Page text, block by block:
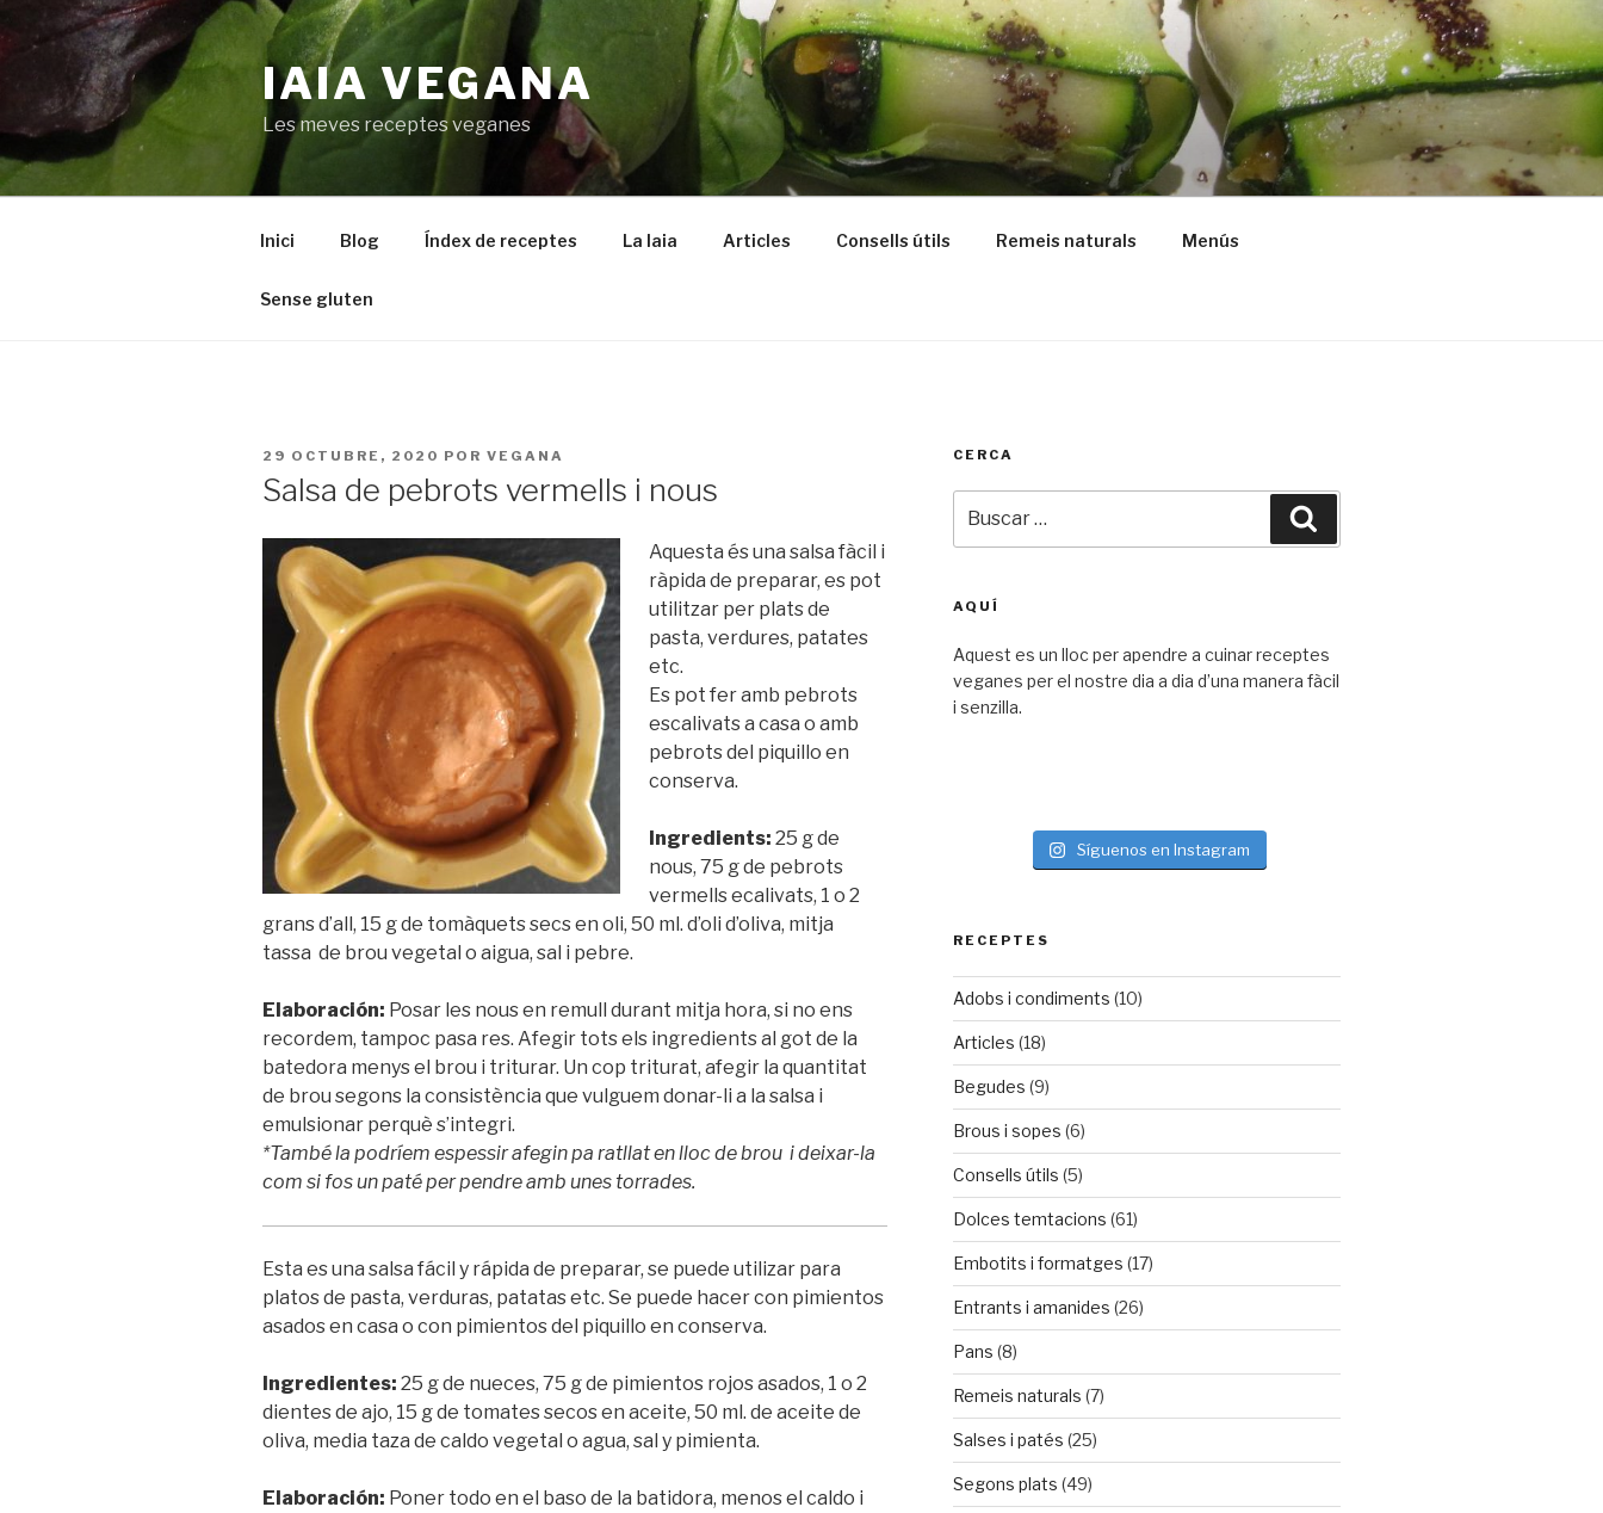
Saltar
al
contenido
IAIA VEGANA
Les meves receptes veganes
Inici Blog Índex de receptes La Iaia Articles Consells útils Remeis naturals Menús
Sense gluten
PUBLICADO
EL
29 OCTUBRE, 2020 POR VEGANA
Salsa de pebrots vermells i nous
Aquesta és una salsa fàcil i
ràpida de preparar, es pot
utilitzar per plats de
pasta, verdures, patates
etc.
Es pot fer amb pebrots
escalivats a casa o amb
pebrots del piquillo en
conserva.
Ingredients: 25 g de
nous, 75 g de pebrots
vermells ecalivats, 1 o 2
grans d’all, 15 g de tomàquets secs en oli, 50 ml. d’oli d’oliva, mitja
tassa de brou vegetal o aigua, sal i pebre.
Elaboración: Posar les nous en remull durant mitja hora, si no ens
recordem, tampoc pasa res. Afegir tots els ingredients al got de la
batedora menys el brou i triturar. Un cop triturat, afegir la quantitat
de brou segons la consistència que vulguem donar-li a la salsa i
emulsionar perquè s’integri.
*També la podríem espessir afegin pa ratllat en lloc de brou i deixar-la
com si fos un paté per pendre amb unes torrades.
Esta es una salsa fácil y rápida de preparar, se puede utilizar para
platos de pasta, verduras, patatas etc. Se puede hacer con pimientos
asados en casa o con pimientos del piquillo en conserva.
Ingredientes: 25 g de nueces, 75 g de pimientos rojos asados, 1 o 2
dientes de ajo, 15 g de tomates secos en aceite, 50 ml. de aceite de
oliva, media taza de caldo vegetal o agua, sal y pimienta.
Elaboración: Poner todo en el baso de la batidora, menos el caldo i
CERCA
por:
AQUÍ
Aquest es un lloc per apendre a cuinar receptes
veganes per el nostre dia a dia d’una manera fàcil
i senzilla.
Síguenos en Instagram
RECEPTES
Adobs i condiments (10)
Articles (18)
Begudes (9)
Brous i sopes (6)
Consells útils (5)
Dolces temtacions (61)
Embotits i formatges (17)
Entrants i amanides (26)
Pans (8)
Remeis naturals (7)
Salses i patés (25)
Segons plats (49)